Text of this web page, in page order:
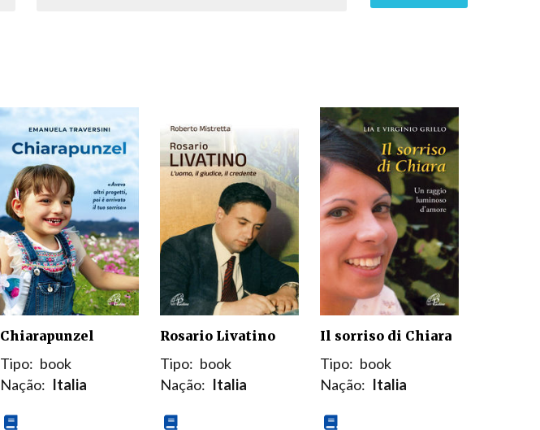
Chiarapunzel
Tipo: book
Nação: Italia
Rosario Livatino
Tipo: book
Nação: Italia
Il sorriso di Chiara
Tipo: book
Nação: Italia